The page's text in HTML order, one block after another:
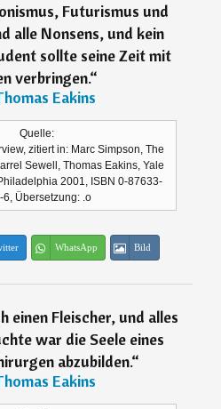
Futurismus und
alle Nonsens, und kein
sollte seine Zeit mit
verbringen.“
Eakins
Quelle:
zitiert in: Marc Simpson, The
Sewell, Thomas Eakins, Yale
2001, ISBN 0-87633-
6, Übersetzung: .o
WhatsApp Bild
einen Fleischer, und alles
war die Seele eines
abzubilden.“
Eakins